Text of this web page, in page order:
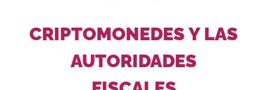
CRIPTOMONEDES Y LAS
AUTORIDADES